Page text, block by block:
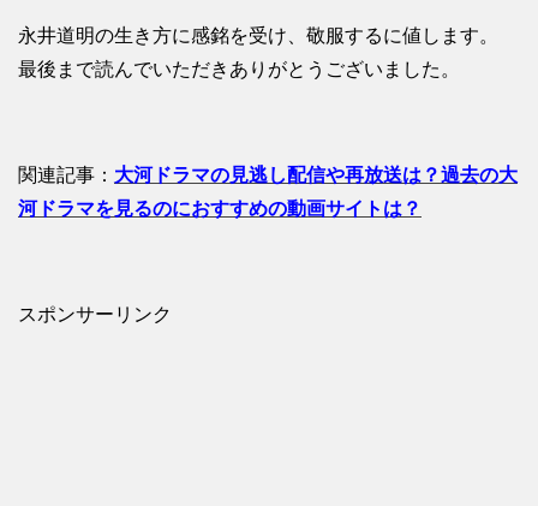
永井道明の生き方に感銘を受け、敬服するに値します。
最後まで読んでいただきありがとうございました。
関連記事： 大河ドラマの見逃し配信や再放送は？過去の大
河ドラマを見るのにおすすめの動画サイトは？
スポンサーリンク